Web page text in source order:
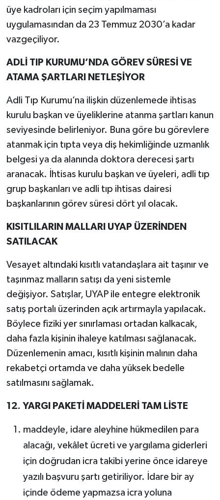
üye kadroları için seçim yapılmaması
uygulamasından da 23 Temmuz 2030’a kadar
vazgeçiliyor.
ADLİ TIP KURUMU’NDA GÖREV SÜRESİ VE
ATAMA ŞARTLARI NETLEŞİYOR
Adli Tıp Kurumu’na ilişkin düzenlemede ihtisas
kurulu başkan ve üyeliklerine atanma şartları kanun
seviyesinde belirleniyor. Buna göre bu görevlere
atanmak için tıpta veya diş hekimliğinde uzmanlık
belgesi ya da alanında doktora derecesi şartı
aranacak. İhtisas kurulu başkan ve üyeleri, adli tıp
grup başkanları ve adli tıp ihtisas dairesi
başkanlarının görev süresi dört yıl olacak.
KISITLILARIN MALLARI UYAP ÜZERİNDEN
SATILACAK
Vesayet altındaki kısıtlı vatandaşlara ait taşınır ve
taşınmaz malların satışı da yeni sistemle
değişiyor. Satışlar, UYAP ile entegre elektronik
satış portalı üzerinden açık artırmayla yapılacak.
Böylece fiziki yer sınırlaması ortadan kalkacak,
daha fazla kişinin ihaleye katılması sağlanacak.
Düzenlemenin amacı, kısıtlı kişinin malının daha
rekabetçi ortamda ve daha yüksek bedelle
satılmasını sağlamak.
12. YARGI PAKETİ MADDELERİ TAM LİSTE
maddeyle, idare aleyhine hükmedilen para
alacağı, vekâlet ücreti ve yargılama giderleri
için doğrudan icra takibi yerine önce idareye
yazılı başvuru şartı getiriliyor. İdare bir ay
içinde ödeme yapmazsa icra yoluna